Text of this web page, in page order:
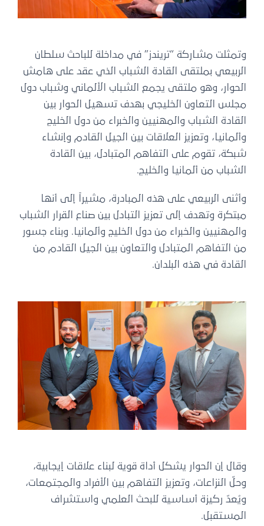
وتمثلت مشاركة “تريندز” في مداخلة للباحث سلطان
الربيعي بملتقى القادة الشباب الذي عقد على هامش
الحوار، وهو ملتقى يجمع الشباب الألماني وشباب دول
مجلس التعاون الخليجي بهدف تسهيل الحوار بين
القادة الشباب والمهنيين والخبراء من دول الخليج
وألمانيا، وتعزيز العلاقات بين الجيل القادم وإنشاء
شبكة، تقوم على التفاهم المتبادل، بين القادة
الشباب من ألمانيا والخليج.
وأثنى الربيعي على هذه المبادرة، مشيراً إلى أنها
مبتكرة وتهدف إلى تعزيز التبادل بين صناع القرار الشباب
والمهنيين والخبراء من دول الخليج وألمانيا. وبناء جسور
من التفاهم المتبادل والتعاون بين الجيل القادم من
القادة في هذه البلدان.
وقال إن الحوار يشكل أداة قوية لبناء علاقات إيجابية،
وحلّ النزاعات، وتعزيز التفاهم بين الأفراد والمجتمعات،
ويُعدّ ركيزة أساسية للبحث العلمي واستشراف
المستقبل.